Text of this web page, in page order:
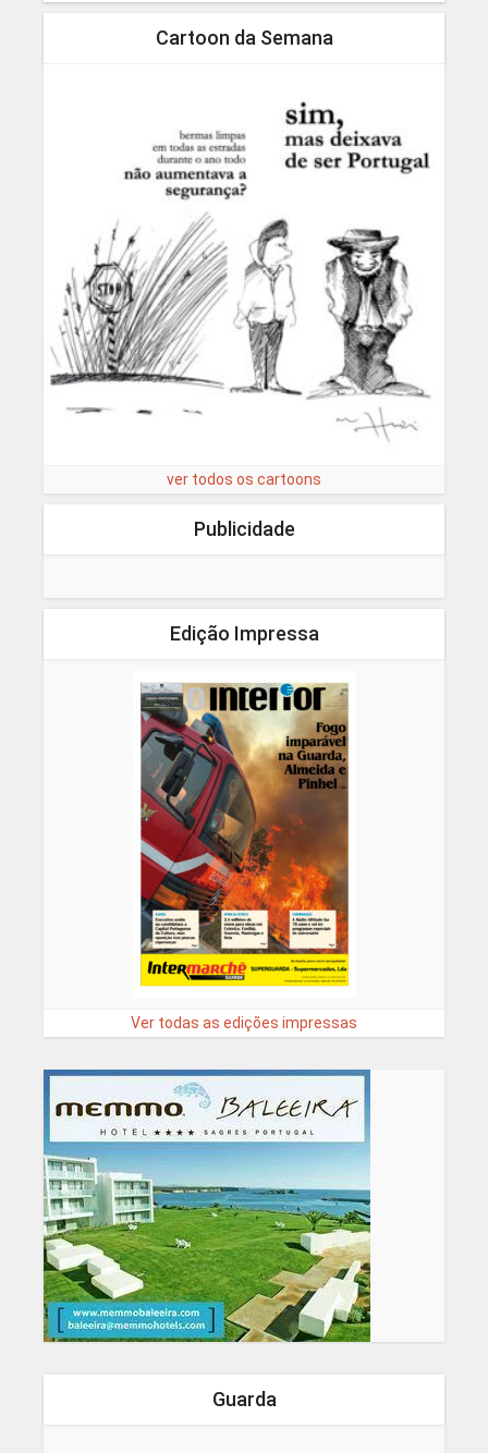
Cartoon da Semana
ver todos os cartoons
Publicidade
Edição Impressa
Ver todas as edições impressas
Guarda